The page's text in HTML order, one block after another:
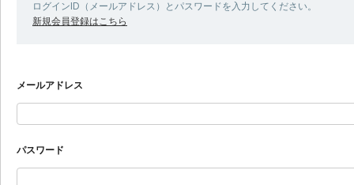
ログインID（メールアドレス）とパスワードを入力してください。
新規会員登録はこちら
メールアドレス
パスワード